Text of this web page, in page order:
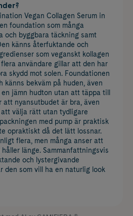
Vegan Collagen Serum in
foundation som många
och byggbara täckning samt
känns återfuktande och
som veganskt kollagen
användare gillar att den har
skydd mot solen. Foundationen
känns bekväm på huden, även
jämn hudton utan att täppa till
att nyansutbudet är bra, även
välja rätt utan tydligare
med pump är praktisk
opraktiskt då det lätt lossnar.
flera, men många anser att
länge. Sammanfattningsvis
och lystergivande
den som vill ha en naturlig look